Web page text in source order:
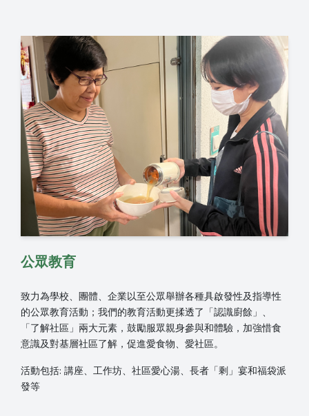
公眾教育
致力為學校、團體、企業以至公眾舉辦各種具啟發性及指導性
的公眾教育活動；我們的教育活動更揉透了「認識廚餘」、
「了解社區」兩大元素，鼓勵服眾親身參與和體驗，加強惜食
意識及對基層社區了解，促進愛食物、愛社區。
活動包括: 講座、工作坊、社區愛心湯、 長者「剩」宴和福袋派
發等